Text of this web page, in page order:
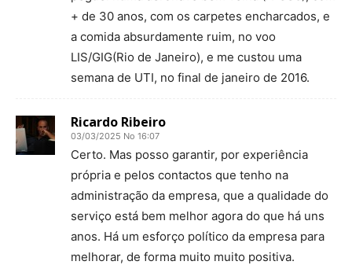
+ de 30 anos, com os carpetes encharcados, e
a comida absurdamente ruim, no voo
LIS/GIG(Rio de Janeiro), e me custou uma
semana de UTI, no final de janeiro de 2016.
Ricardo Ribeiro
03/03/2025 No 16:07
Certo. Mas posso garantir, por experiência
própria e pelos contactos que tenho na
administração da empresa, que a qualidade do
serviço está bem melhor agora do que há uns
anos. Há um esforço político da empresa para
melhorar, de forma muito muito positiva.